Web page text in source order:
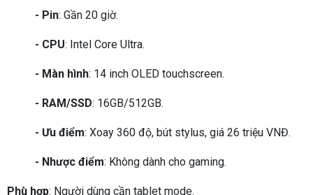
- Pin: Gần 20 giờ.
- CPU: Intel Core Ultra.
- Màn hình: 14 inch OLED touchscreen.
- RAM/SSD: 16GB/512GB.
- Ưu điểm: Xoay 360 độ, bút stylus, giá 26 triệu VNĐ.
- Nhược điểm: Không dành cho gaming.
Phù hợp: Người dùng cần tablet mode.